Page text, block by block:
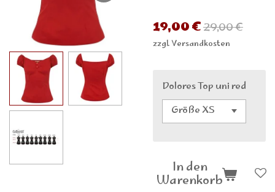
19,00 €29,00 €
zzgl. Versandkosten
Dolores Top uni red
In den
Warenkorb